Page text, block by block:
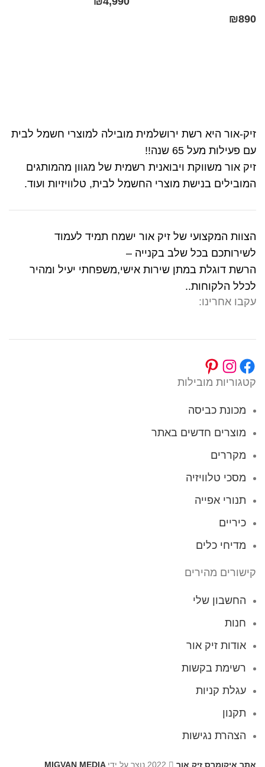
₪890
זיק-אור היא רשת ירושלמית מובילה למוצרי חשמל לבית
עם פעילות מעל 65 שנה!!
זיק אור משווקת ויבואנית רשמית של מגוון מהמותגים
המובילים בנישת מוצרי החשמל לבית, טלוויזיות ועוד.
הצוות המקצועי של זיק אור ישמח תמיד לעמוד
לשירותכם בכל שלב בקנייה –
הרשת דוגלת במתן שירות אישי,משפחתי יעיל ומהיר
לכלל הלקוחות..
עקבו אחרינו:
קטגוריות מובילות
מכונת כביסה
מוצרים חדשים באתר
מקררים
מסכי טלוויזיה
תנורי אפייה
כיריים
מדיחי כלים
קישורים מהירים
החשבון שלי
חנות
אודות זיק אור
רשימת בקשות
עגלת קניות
תקנון
הצהרת נגישות
אתר איקומרס זיק אור MIGVAN MEDIA